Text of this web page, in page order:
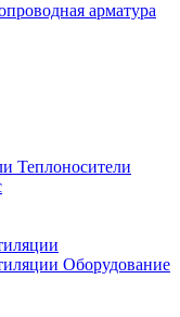
арматура
Теплоносители
Оборудование